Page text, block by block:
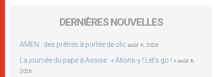
DERNIÈRES NOUVELLES
AMEN : des prêtres à portée de clic août 6, 2026
La journée du pape à Assise : « Allons-y ! Let’s go ! » août 6,
2026